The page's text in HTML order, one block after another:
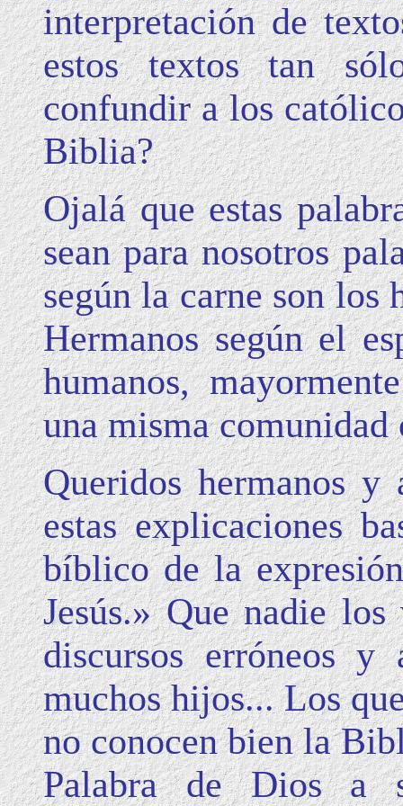
interpretación de
estos textos tan
confundir a los
Biblia?
Ojalá que estas
sean para nosotros
según la carne son los
Hermanos según el
humanos,
una misma
Queridos hermanos
estas explicaciones
bíblico de la
Jesús.» Que nadie
discursos erróneos
muchos hijos... Los
no conocen bien la
Palabra de Dios a